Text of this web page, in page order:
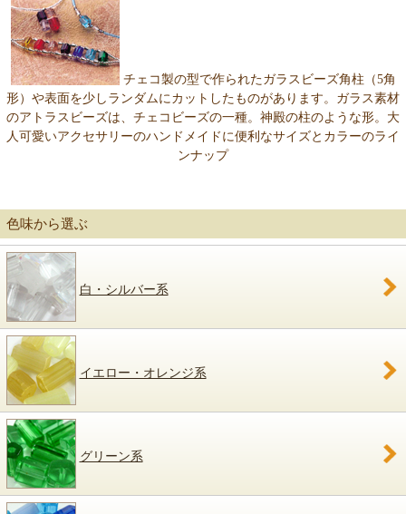
チェコ製の型で作られたガラスビーズ角柱（5角
形）や表面を少しランダムにカットしたものがあります。 ガラス素材
のアトラスビーズは、チェコビーズの一種。神殿の柱のような形。大
人可愛いアクセサリーのハンドメイドに便利なサイズとカラーのライ
ンナップ
色味から選ぶ
白・シルバー系
イエロー・オレンジ系
グリーン系